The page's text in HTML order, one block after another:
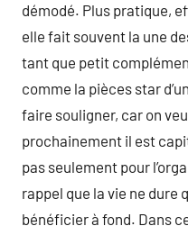
démodé. Plus pratique,
elle fait souvent la une
tant que petit
comme la pièces star
faire souligner, car on
prochainement il est
pas seulement pour
rappel que la vie ne dure
bénéficier à fond. Dans